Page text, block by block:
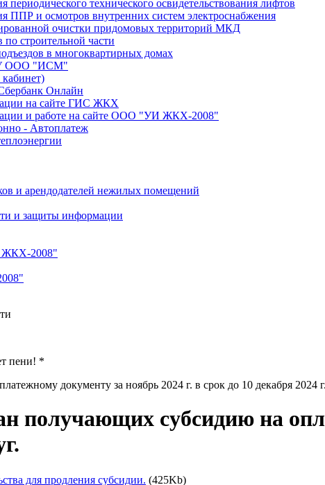
периодического технического освидетельствования лифтов
ППР и осмотров внутренних систем электроснабжения
очистки придомовых территорий МКД
строительной части
в многоквартирных домах
ООО "ИСМ"
Онлайн
на сайте ГИС ЖКХ
и работе на сайте ООО "УИ ЖКХ-2008"
- Автоплатеж
и арендодателей нежилых помещений
и защиты информации
ЖКХ-2008"
пени! *
документу за ноябрь 2024 г. в срок до 10 декабря 2024
получающих субсидию на
для продления субсидии. (425Kb)